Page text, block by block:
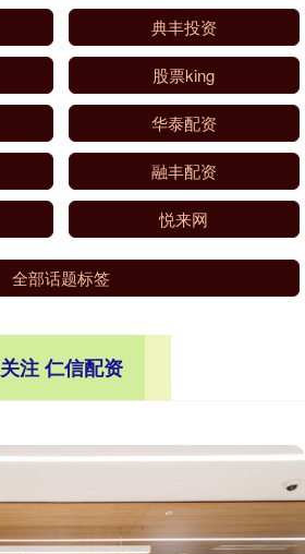
典丰投资
股票king
华泰配资
融丰配资
悦来网
全部话题标签
关注 仁信配资